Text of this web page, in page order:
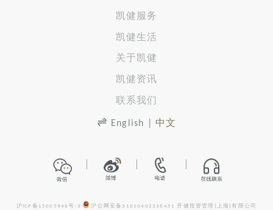
沪ICP备15005946号-3 沪公网安备31010402336451 开健投资管理(上海)有限公司
凯健服务
凯健生活
关于凯健
凯健资讯
联系我们
English 中文